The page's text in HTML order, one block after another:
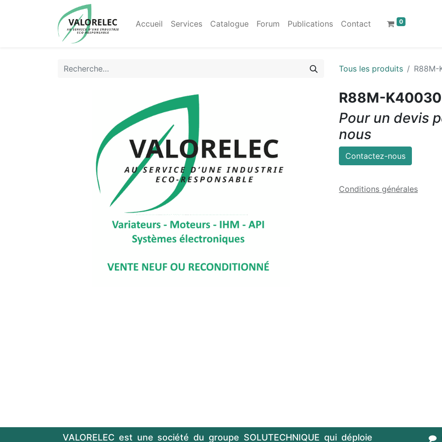
Accueil Services Catalogue Forum Publications Contact 0
Tous les produits R88M-
R88M-
Pour un devis
nous
Contactez-nous
Conditions générales
VALORELEC est une société du groupe SOLUTECHNIQUE qui déploie